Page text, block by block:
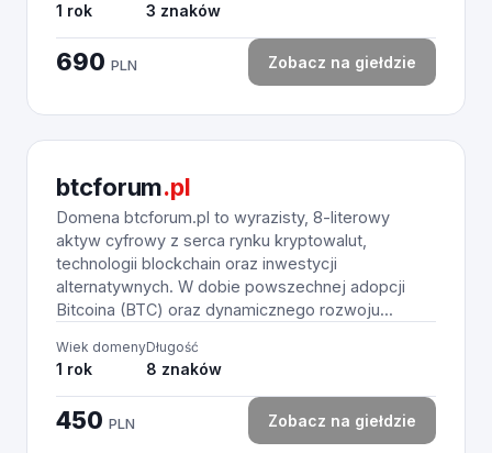
1 rok 3 znaków
690 PLN Zobacz na giełdzie
btcforum.pl
Domena btcforum.pl to wyrazisty, 8-literowy
aktyw cyfrowy z serca rynku kryptowalut,
technologii blockchain oraz inwestycji
alternatywnych. W dobie powszechnej adopcji
Bitcoina (BTC) oraz dynamicznego rozwoju...
Wiek domeny
1 rok
Długość
8 znaków
450 PLN Zobacz na giełdzie